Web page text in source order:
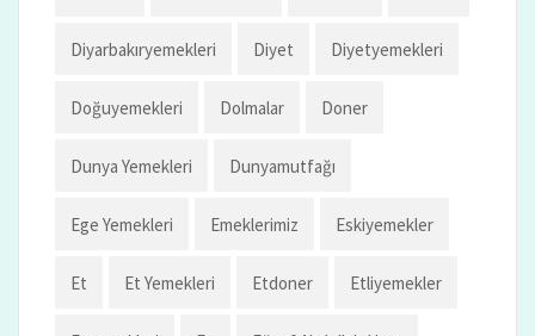
Diyarbakıryemekleri Diyet Diyetyemekleri
Doğuyemekleri Dolmalar Doner
Dunya Yemekleri Dunyamutfağı
Ege Yemekleri Emeklerimiz Eskiyemekler
Et Et Yemekleri Etdoner Etliyemekler